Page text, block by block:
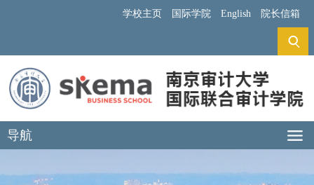
学校主页 国际学院 English 院长信箱
导航